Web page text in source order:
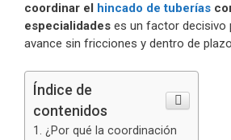
coordinar el hincado de tuberías
especialidades es un factor decisivo
avance sin fricciones y dentro de
Índice de
contenidos
¿Por qué la coordinación